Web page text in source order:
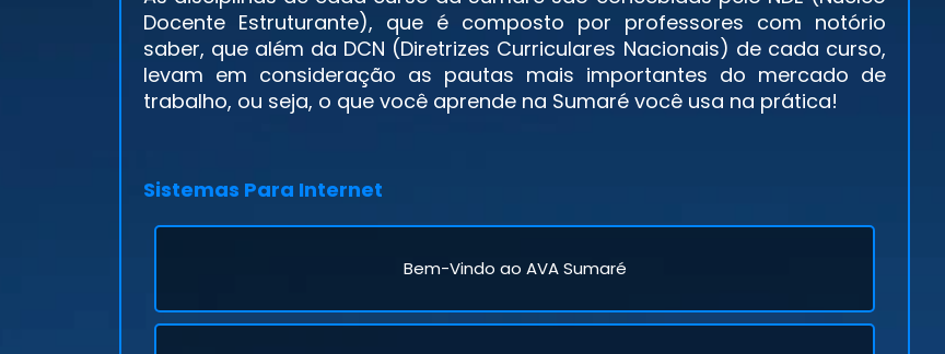
Docente Estruturante), que é composto por professores com notório
saber, que além da DCN (Diretrizes Curriculares Nacionais) de cada curso,
levam em consideração as pautas mais importantes do mercado de
trabalho, ou seja, o que você aprende na Sumaré você usa na prática!
Sistemas Para Internet
Bem-Vindo ao AVA Sumaré